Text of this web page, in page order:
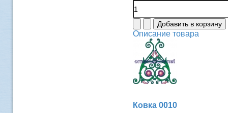
Описание товара
Ковка 0010